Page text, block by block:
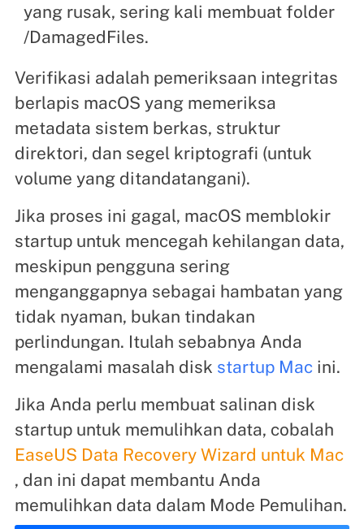
yang rusak, sering kali membuat folder
/DamagedFiles.
Verifikasi adalah pemeriksaan integritas
berlapis macOS yang memeriksa
metadata sistem berkas, struktur
direktori, dan segel kriptografi (untuk
volume yang ditandatangani).
Jika proses ini gagal, macOS memblokir
startup untuk mencegah kehilangan data,
meskipun pengguna sering
menganggapnya sebagai hambatan yang
tidak nyaman, bukan tindakan
perlindungan. Itulah sebabnya Anda
mengalami masalah disk startup Macini.
Jika Anda perlu membuat salinan disk
startup untuk memulihkan data, cobalah
EaseUS Data Recovery Wizard untuk Mac
, dan ini dapat membantu Anda
memulihkan data dalam Mode Pemulihan.